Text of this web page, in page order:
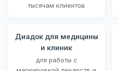
тысячам клиентов
Диадок для медицины
и клиник
для работы с